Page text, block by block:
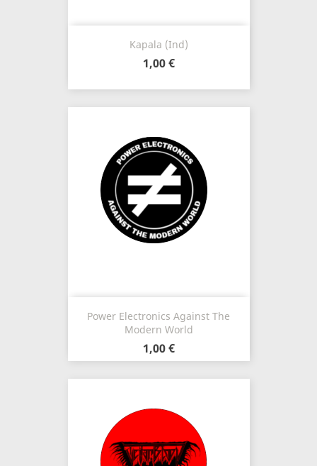
Kapala (Ind)
1,00 €
Power Electronics Against The
Modern World
1,00 €